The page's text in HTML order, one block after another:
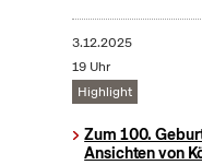
3.12.2025
19 Uhr
Highlight
Zum 100.
Ansichten von